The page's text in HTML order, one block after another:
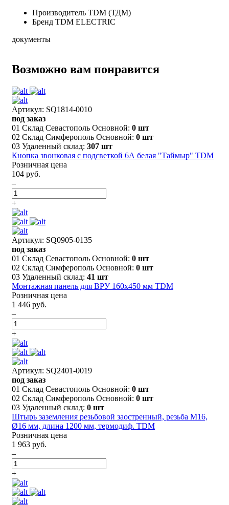
Производитель TDM (ТДМ)
Бренд TDM ELECTRIC
документы
Возможно вам понравится
Артикул: SQ1814-0010
под заказ
01 Склад Севастополь Основной: 0 шт
02 Склад Симферополь Основной: 0 шт
03 Удаленный склад: 307 шт
Кнопка звонковая с подсветкой 6А белая "Таймыр" TDM
Розничная цена
104 руб.
–
+
Артикул: SQ0905-0135
под заказ
01 Склад Севастополь Основной: 0 шт
02 Склад Симферополь Основной: 0 шт
03 Удаленный склад: 41 шт
Монтажная панель для ВРУ 160х450 мм TDM
Розничная цена
1 446 руб.
–
+
Артикул: SQ2401-0019
под заказ
01 Склад Севастополь Основной: 0 шт
02 Склад Симферополь Основной: 0 шт
03 Удаленный склад: 0 шт
Штырь заземления резьбовой заостренный, резьба М16,
Ø16 мм, длина 1200 мм, термодиф. TDM
Розничная цена
1 963 руб.
–
+